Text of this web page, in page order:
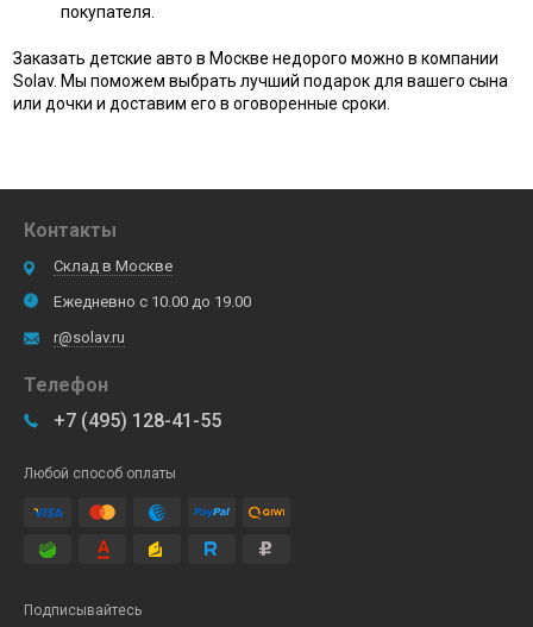
покупателя.
Заказать детские авто в Москве недорого можно в компании
Solav. Мы поможем выбрать лучший подарок для вашего сына
или дочки и доставим его в оговоренные сроки.
Контакты
Склад в Москве
Ежедневно с 10.00 до 19.00
r@solav.ru
Телефон
+7 (495) 128-41-55
Любой способ оплаты
Подписывайтесь